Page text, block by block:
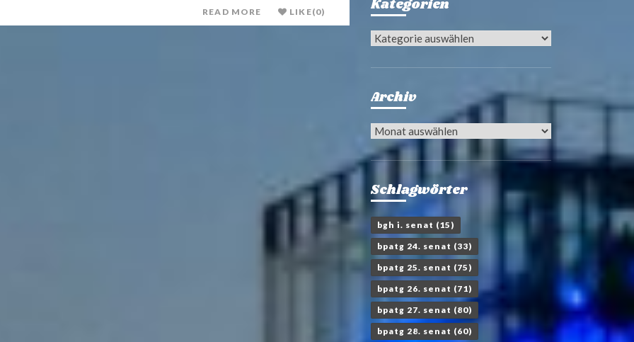
READ MORE LIKE(0) Kategorien
Kategorien
Archiv
Archiv
Schlagwörter
bgh i. senat (15)
bpatg 24. senat (33)
bpatg 25. senat (75)
bpatg 26. senat (71)
bpatg 27. senat (80)
bpatg 28. senat (60)